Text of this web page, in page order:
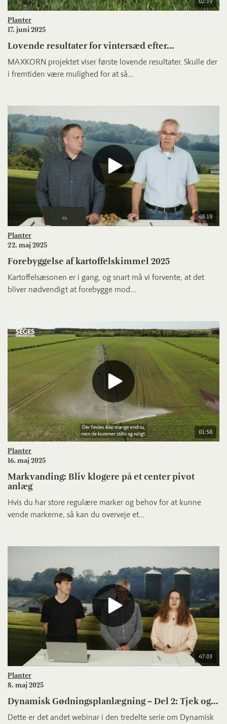
Planter
17. juni 2025
Lovende resultater for vintersæd efter...
MAXKORN projektet viser første lovende resultater. Skulle der
i fremtiden være mulighed for at så...
48:19
Planter
22. maj 2025
Forebyggelse af kartoffelskimmel 2025
Kartoffelsæsonen er i gang, og snart må vi forvente, at det
bliver nødvendigt at forebygge mod...
01:58
Planter
16. maj 2025
Markvanding: Bliv klogere på et center pivot
anlæg
Hvis du har store regulære marker og behov for at kunne
vende markerne, så kan du overveje et...
47:03
Planter
8. maj 2025
Dynamisk Gødningsplanlægning – Del 2: Tjek og...
Dette er det andet webinar i den tredelte serie om Dynamisk